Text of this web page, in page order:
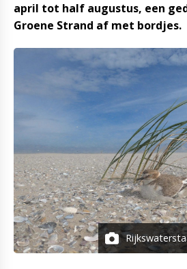
april tot half augustus, een
Groene Strand af met bordjes.